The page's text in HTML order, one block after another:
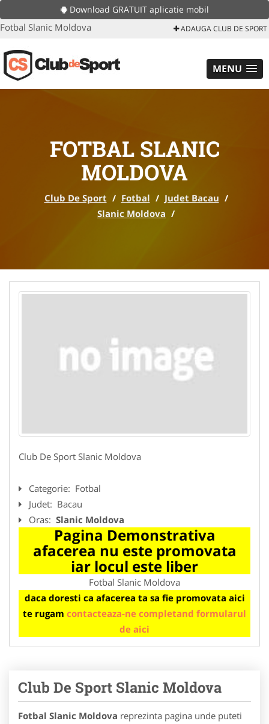
Download GRATUIT aplicatie mobil
Fotbal Slanic Moldova ADAUGA CLUB DE SPORT
MENU
FOTBAL SLANIC
MOLDOVA
Club De Sport / Fotbal / Judet Bacau /
Slanic Moldova /
Club De Sport Slanic Moldova
Categorie: Fotbal
Judet: Bacau
Oras: Slanic Moldova
Pagina Demonstrativa
afacerea nu este promovata
iar locul este liber
Fotbal Slanic Moldova
daca doresti ca afacerea ta sa fie promovata aici
te rugam contacteaza-ne completand formularul
de aici
Club De Sport Slanic Moldova
Fotbal Slanic Moldova reprezinta pagina unde puteti